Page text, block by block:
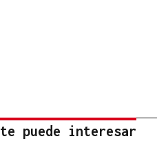
te puede interesar